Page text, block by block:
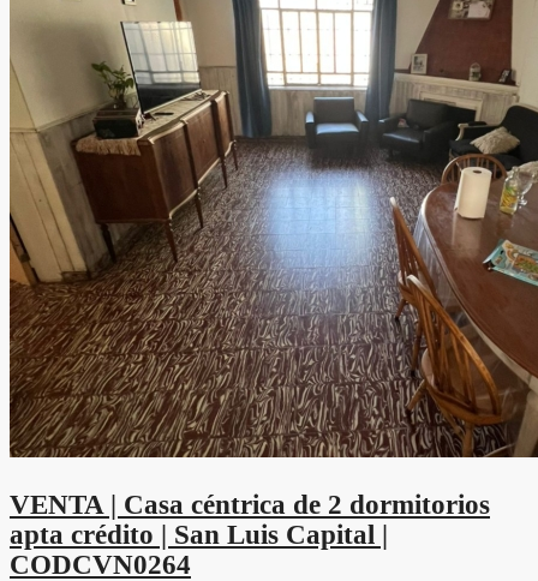
VENTA | Casa céntrica de 2 dormitorios
apta crédito | San Luis Capital |
CODCVN0264